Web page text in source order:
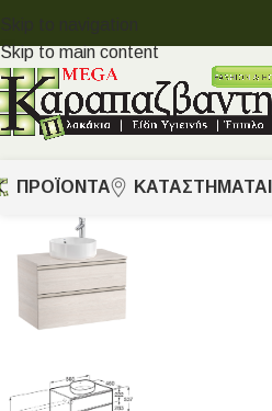
Skip to navigation
Skip to main content
ΠΡΟΪΟΝΤΑ ΚΑΤΑΣΤΗΜΑΤΑ